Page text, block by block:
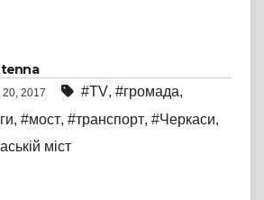
2017 #TV, #громада,
, #мост, #транспорт, #Черкаси,
міст